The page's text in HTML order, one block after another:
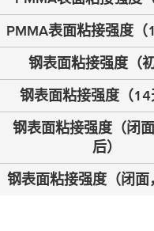
PMMA表面粘接强度（
钢表面粘接强度（
钢表面粘接强度（
钢表面粘接强度（闭
后）
钢表面粘接强度（闭面